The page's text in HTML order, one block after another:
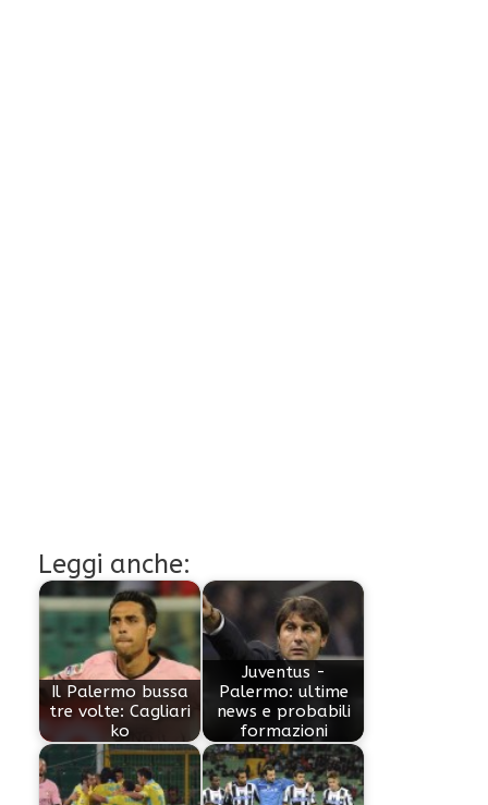
Leggi anche:
Il Palermo bussa
tre volte: Cagliari
ko
Juventus -
Palermo: ultime
news e probabili
formazioni